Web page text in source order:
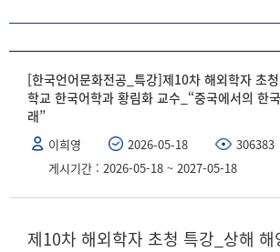
[한국언어문화전공_특강]제10차 해외학자 초
학교 한국어학과 황림화 교수_“중국에서의 한
래”
이희영 2026-05-18
306383
게시기간 : 2026-05-18 ~ 2027-05-18
제10차 해외학자 초청 특강_상해